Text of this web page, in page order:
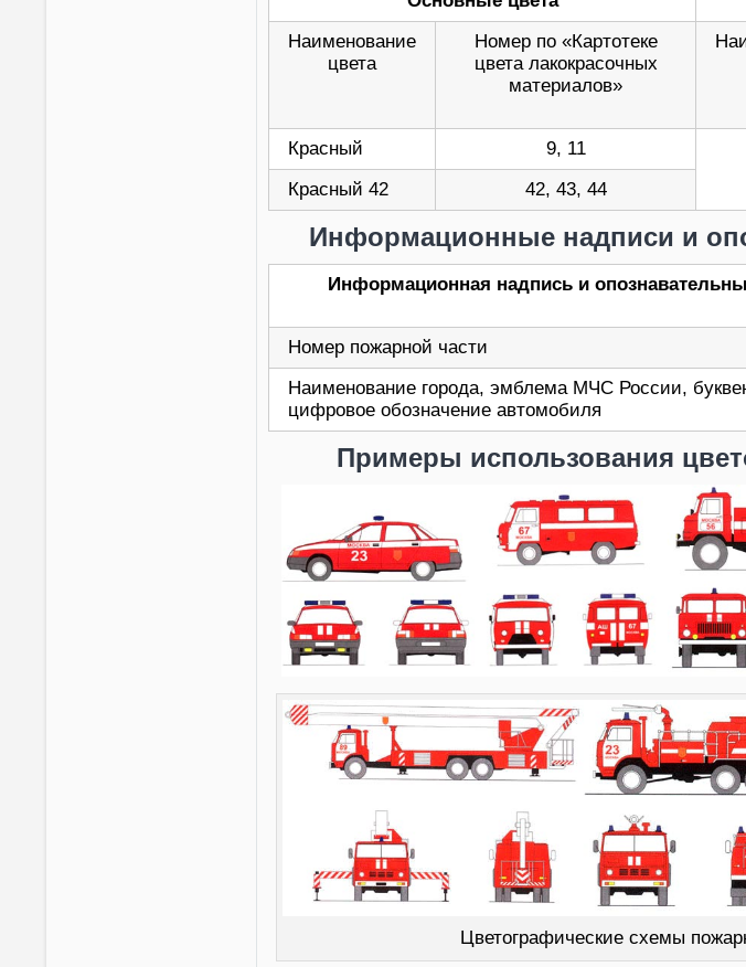
Наименование
цвета
Номер по «Картотеке
цвета лакокрасочных
материалов»
Красный
9, 11
Красный 42
42, 43, 44
Информационные надписи и
Информационная надпись и
Номер пожарной части
Наименование города, эмблема МЧС России,
цифровое обозначение автомобиля
Примеры использования
Цветографические схемы